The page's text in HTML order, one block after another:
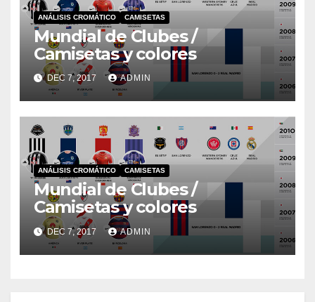
ANÁLISIS CROMÁTICO CAMISETAS
Mundial de Clubes /
Camisetas y colores
DEC 7, 2017 ADMIN
ANÁLISIS CROMÁTICO CAMISETAS
Mundial de Clubes /
Camisetas y colores
DEC 7, 2017 ADMIN